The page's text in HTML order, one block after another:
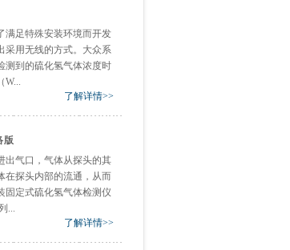
满足特殊安装环境而开发
采用无线的方式。大众系
测到的硫化氢气体浓度时
W...
了解详情>>
版
出气口，气体从探头的其
在探头内部的流通，从而
固定式硫化氢气体检测仪
...
了解详情>>